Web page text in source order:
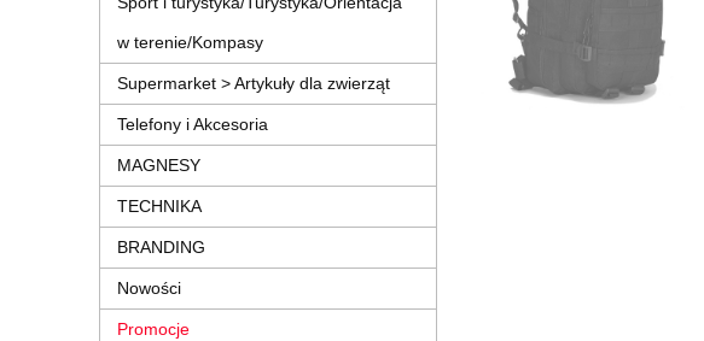
w terenie/Kompasy
Supermarket > Artykuły dla zwierząt
Telefony i Akcesoria
MAGNESY
TECHNIKA
BRANDING
Nowości
Promocje